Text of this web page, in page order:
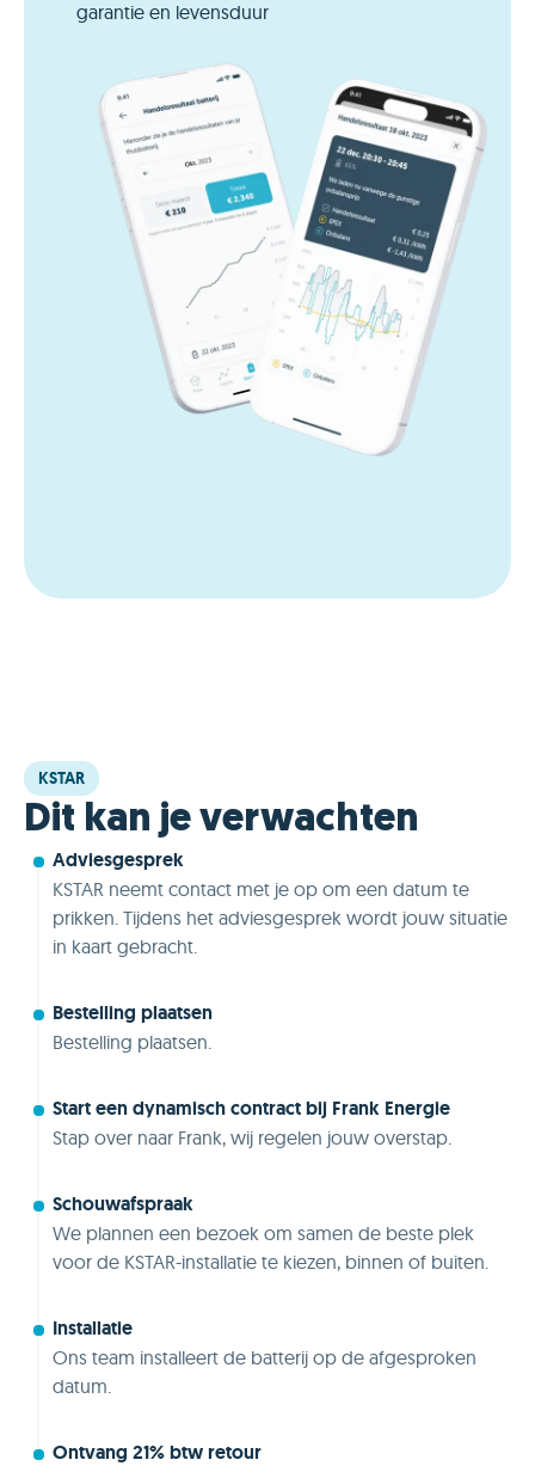
garantie en levensduur
KSTAR
Dit kan je verwachten
Adviesgesprek
KSTAR neemt contact met je op om een datum te
prikken. Tijdens het adviesgesprek wordt jouw situatie
in kaart gebracht.
Bestelling plaatsen
Bestelling plaatsen.
Start een dynamisch contract bij Frank Energie
Stap over naar Frank, wij regelen jouw overstap.
Schouwafspraak
We plannen een bezoek om samen de beste plek
voor de KSTAR-installatie te kiezen, binnen of buiten.
Installatie
Ons team installeert de batterij op de afgesproken
datum.
Ontvang 21% btw retour